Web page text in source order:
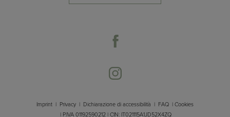
Imprint | Privacy | Dichiarazione di accessibilità | FAQ |Cookies
| P.IVA 01192590212 | CIN: IT021115A1JD52X4ZQ